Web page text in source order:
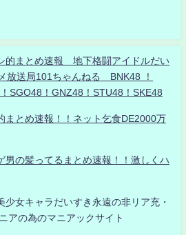
的まとめ速報 地下格闘アイドルだい
放送局101ちゃんねる BNK48 ！
SGO48！GNZ48！STU48！SKE48
まとめ速報！！ネット乞食DE2000万
男の髪ってるまとめ速報！！激しくハ
少女キャラだいすき永遠の非リア充・
アの為のマニアックサイト